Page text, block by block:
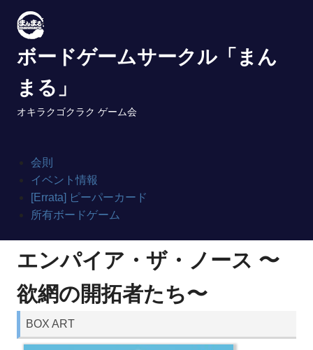
content
ボードゲームサークル「まん
まる」
オキラクゴクラク ゲーム会
会則
イベント情報
[Errata] ピーパーカード
所有ボードゲーム
エンパイア・ザ・ノース 〜
欲網の開拓者たち〜
BOX ART